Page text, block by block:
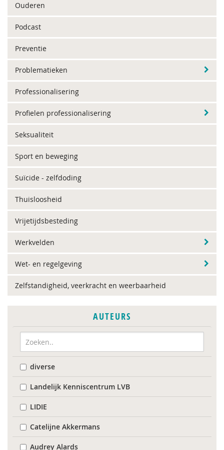
Ouderen
Podcast
Preventie
Problematieken
Professionalisering
Profielen professionalisering
Seksualiteit
Sport en beweging
Suïcide - zelfdoding
Thuisloosheid
Vrijetijdsbesteding
Werkvelden
Wet- en regelgeving
Zelfstandigheid, veerkracht en weerbaarheid
AUTEURS
diverse
Landelijk Kenniscentrum LVB
LIDIE
Catelijne Akkermans
Audrey Alards